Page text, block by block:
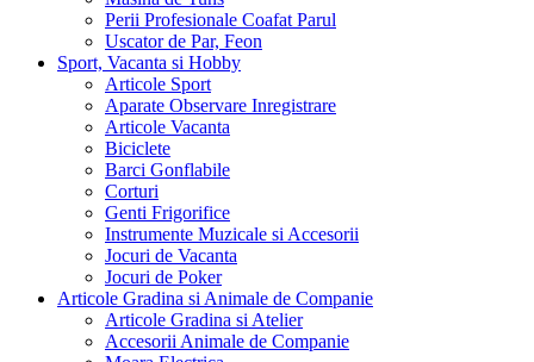
Perii Profesionale Coafat Parul
Uscator de Par, Feon
Sport, Vacanta si Hobby
Articole Sport
Aparate Observare Inregistrare
Articole Vacanta
Biciclete
Barci Gonflabile
Corturi
Genti Frigorifice
Instrumente Muzicale si Accesorii
Jocuri de Vacanta
Jocuri de Poker
Articole Gradina si Animale de Companie
Articole Gradina si Atelier
Accesorii Animale de Companie